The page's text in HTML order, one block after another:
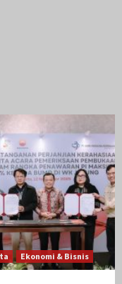
Ekonomi & Bisnis